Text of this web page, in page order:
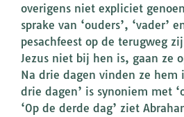
overigens niet expliciet
sprake van ‘ouders’, ‘vader’
pesachfeest op de terugweg
Jezus niet bij hen is, gaan ze
Na drie dagen vinden ze hem
drie dagen’ is synoniem met
‘Op de derde dag’ ziet